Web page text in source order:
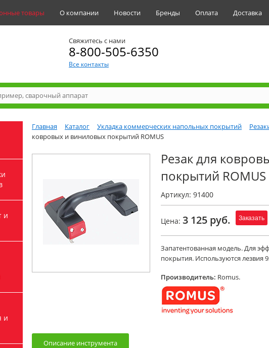
товары О компании Новости Бренды Оплата Доставка
Свяжитесь с нами
8-800-505-6350
Все контакты
и
и
Главная Каталог Укладка коммерческих напольных покрытий
ковровых и виниловых покрытий ROMUS
Резак для
покрытий ROMUS
Артикул: 91400
Цена: 3 125 руб. Заказать
Запатентованная модель. Для
покрытия. Используются лезвия
Производитель: Romus.
Описание инструмента